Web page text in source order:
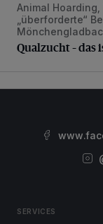
Qualzucht – das
Animal
„überforderte“
Qualzucht – das
SERVICES